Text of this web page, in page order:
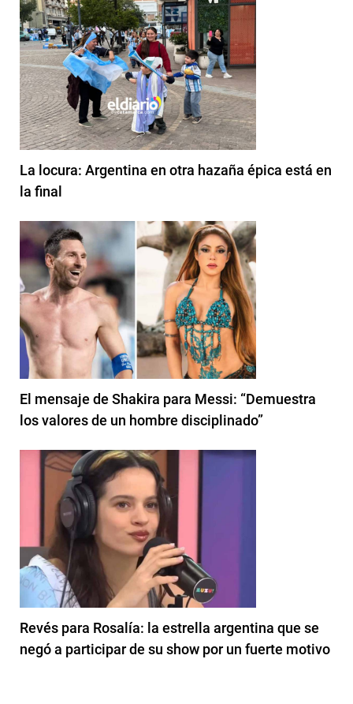
La locura: Argentina en otra hazaña épica está en
la final
El mensaje de Shakira para Messi: “Demuestra
los valores de un hombre disciplinado”
Revés para Rosalía: la estrella argentina que se
negó a participar de su show por un fuerte motivo